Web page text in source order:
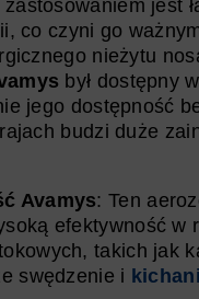
zastosowaniem jest
co czyni go
nieżytu
był dostępny
jego dostępność
budzi duże
Avamys: Ten
efektywność w
takich jak
swędzenie i